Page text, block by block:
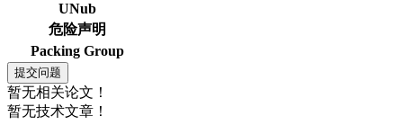
UNub
危险声明
Packing Group
暂无相关论文！
暂无技术文章！